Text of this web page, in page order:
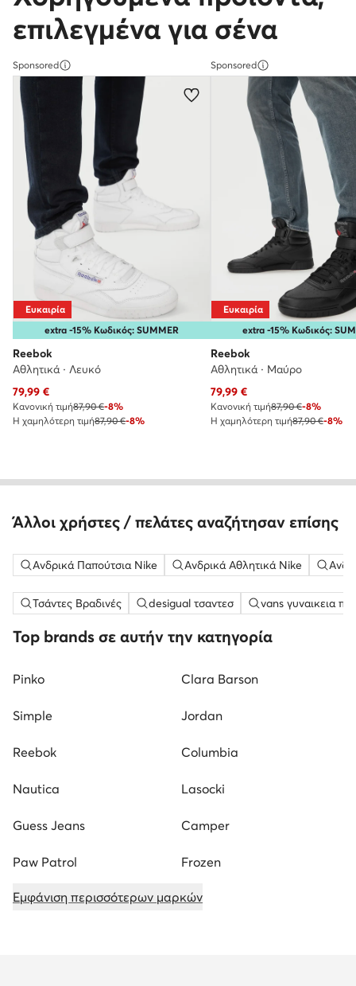
επιλεγμένα για σένα
Sponsored
extra -15% Κωδικός: SUMMER
Ευκαιρία
Reebok
Αθλητικά · Λευκό
Τρέχουσα τιμή
79,99 €
Κανονική τιμή87,90 €-8%
Η χαμηλότερη τιμή87,90 €-8%
Sponsored
extra -15% Κωδικός:
Ευκαιρία
Reebok
Αθλητικά · Μαύρο
Τρέχουσα τιμή
79,99€
Κανονική τιμή87,90 €-8%
Η χαμηλότερη τιμή87,90 €-8%
Άλλοι χρήστες / πελάτες αναζήτησαν επίσης
Ανδρικά Παπούτσια Nike Ανδρικά Αθλητικά Nike
Τσάντες Βραδινές desigual τσαντεσ vans γυναικεια
Top brands σε αυτήν την κατηγορία
Pinko Clara Barson
Simple Jordan
Reebok Columbia
Nautica Lasocki
Guess Jeans Camper
Paw Patrol Frozen
Εμφάνιση περισσότερων μαρκών